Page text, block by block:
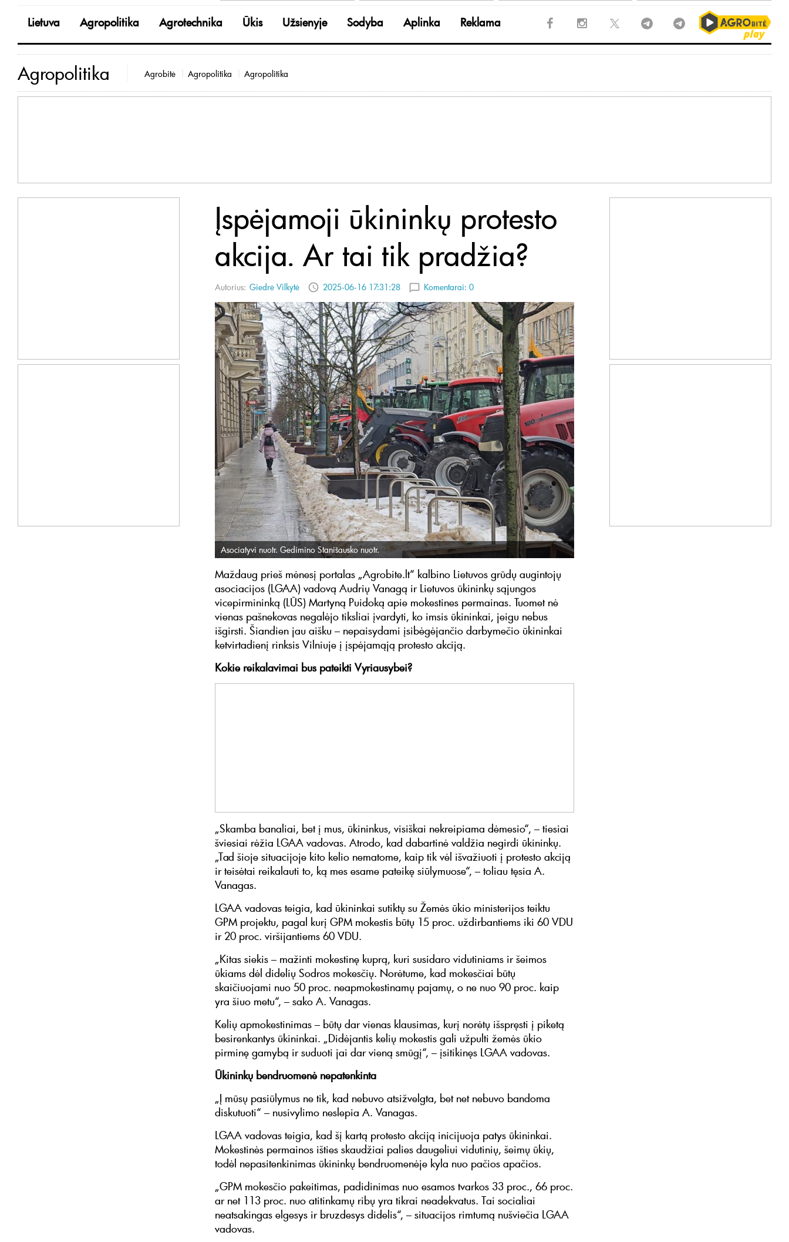
Lietuva Agropolitika Agrotechnika Ūkis Užsienyje Sodyba Aplinka Reklama
Agropolitika Agrobitė Agropolitika Agropolitika
Įspėjamoji ūkininkų protesto
akcija. Ar tai tik pradžia?
Autorius: Giedrė Vilkytė 2025-06-16 17:31:28 Komentarai: 0
Asociatyvi nuotr. Gedimino Stanišausko nuotr.
Maždaug prieš mėnesį portalas „Agrobite.lt“ kalbino Lietuvos grūdų augintojų
asociacijos (LGAA) vadovą Audrių Vanagą ir Lietuvos ūkininkų sąjungos
vicepirmininką (LŪS) Martyną Puidoką apie mokestines permainas. Tuomet nė
vienas pašnekovas negalėjo tiksliai įvardyti, ko imsis ūkininkai, jeigu nebus
išgirsti. Šiandien jau aišku – nepaisydami įsibėgėjančio darbymečio ūkininkai
ketvirtadienį rinksis Vilniuje į įspėjamąją protesto akciją.
Kokie reikalavimai bus pateikti Vyriausybei?
„Skamba banaliai, bet į mus, ūkininkus, visiškai nekreipiama dėmesio“, – tiesiai
šviesiai rėžia LGAA vadovas. Atrodo, kad dabartinė valdžia negirdi ūkininkų.
„Tad šioje situacijoje kito kelio nematome, kaip tik vėl išvažiuoti į protesto akciją
ir teisėtai reikalauti to, ką mes esame pateikę siūlymuose“, – toliau tęsia A.
Vanagas.
LGAA vadovas teigia, kad ūkininkai sutiktų su Žemės ūkio ministerijos teiktu
GPM projektu, pagal kurį GPM mokestis būtų 15 proc. uždirbantiems iki 60 VDU
ir 20 proc. viršijantiems 60 VDU.
„Kitas siekis – mažinti mokestinę kuprą, kuri susidaro vidutiniams ir šeimos
ūkiams dėl didelių Sodros mokesčių. Norėtume, kad mokesčiai būtų
skaičiuojami nuo 50 proc. neapmokestinamų pajamų, o ne nuo 90 proc. kaip
yra šiuo metu“, – sako A. Vanagas.
Kelių apmokestinimas – būtų dar vienas klausimas, kurį norėtų išspręsti į piketą
besirenkantys ūkininkai. „Didėjantis kelių mokestis gali užpulti žemės ūkio
pirminę gamybą ir suduoti jai dar vieną smūgį“, – įsitikinęs LGAA vadovas.
Ūkininkų bendruomenė nepatenkinta
„Į mūsų pasiūlymus ne tik, kad nebuvo atsižvelgta, bet net nebuvo bandoma
diskutuoti“ – nusivylimo neslepia A. Vanagas.
LGAA vadovas teigia, kad šį kartą protesto akciją inicijuoja patys ūkininkai.
Mokestinės permainos išties skaudžiai palies daugeliui vidutinių, šeimų ūkių,
todėl nepasitenkinimas ūkininkų bendruomenėje kyla nuo pačios apačios.
„GPM mokesčio pakeitimas, padidinimas nuo esamos tvarkos 33 proc., 66 proc.
ar net 113 proc. nuo atitinkamų ribų yra tikrai neadekvatus. Tai socialiai
neatsakingas elgesys ir bruzdesys didelis“, – situacijos rimtumą nušviečia LGAA
vadovas.